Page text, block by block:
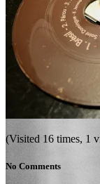
(Visited 16 times, 1
No Comments